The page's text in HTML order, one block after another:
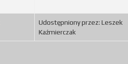
Udostępniony przez: Leszek
Kaźmierczak